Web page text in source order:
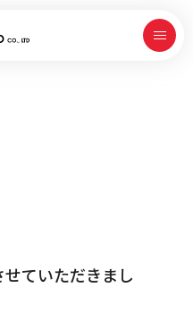
ていただきまし